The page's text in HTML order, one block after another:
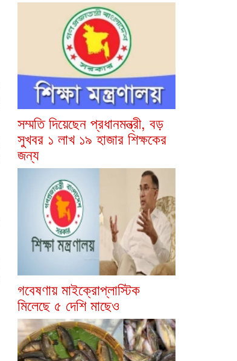
সম্মতি দিয়েছেন প্রধানমন্ত্রী, বড়
সুখবর ১ লাখ ১৯ হাজার শিক্ষকের
জন্য
গবেষণায় মাইক্রোপ্লাস্টিক
মিলেছে ৫ দেশি মাছেও